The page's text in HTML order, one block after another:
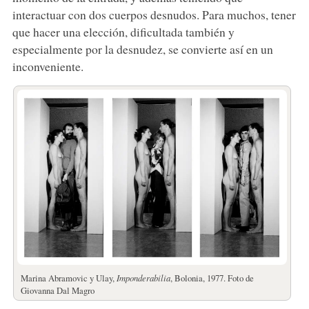
interactuar con dos cuerpos desnudos. Para muchos, tener
que hacer una elección, dificultada también y
especialmente por la desnudez, se convierte así en un
inconveniente.
Marina Abramovic y Ulay, Imponderabilia, Bolonia, 1977. Foto de
Giovanna Dal Magro